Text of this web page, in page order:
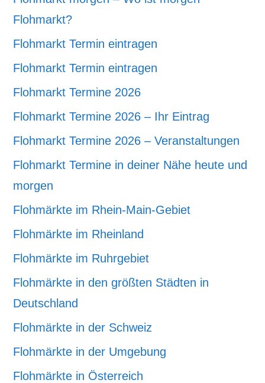
Flohmarkt?
Flohmarkt Termin eintragen
Flohmarkt Termin eintragen
Flohmarkt Termine 2026
Flohmarkt Termine 2026 – Ihr Eintrag
Flohmarkt Termine 2026 – Veranstaltungen
Flohmarkt Termine in deiner Nähe heute und
morgen
Flohmärkte im Rhein-Main-Gebiet
Flohmärkte im Rheinland
Flohmärkte im Ruhrgebiet
Flohmärkte in den größten Städten in
Deutschland
Flohmärkte in der Schweiz
Flohmärkte in der Umgebung
Flohmärkte in Österreich